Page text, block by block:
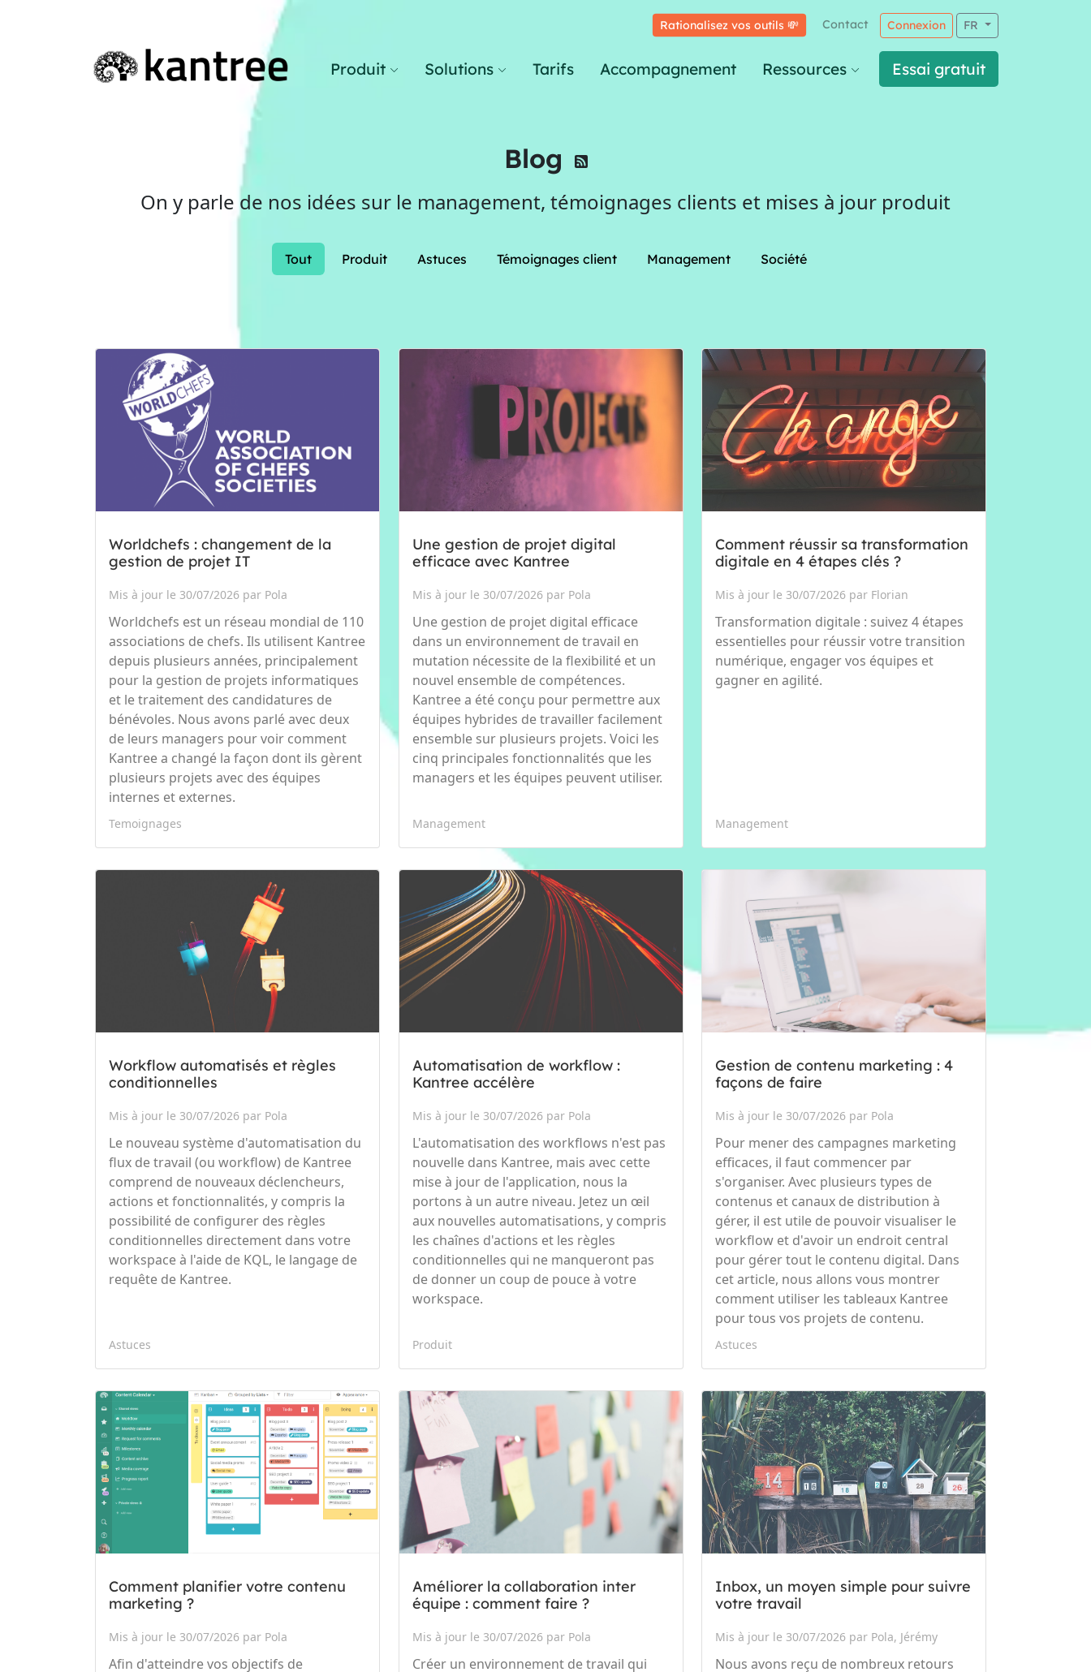
Rationalisez vos outils 💸 Contact Connexion FR
Produit Solutions Tarifs Accompagnement Ressources Essai gratuit
Blog
On y parle de nos idées sur le management, témoignages clients et mises à jour produit
Tout Produit Astuces Témoignages client Management Société
Worldchefs : changement de la
gestion de projet IT
Mis à jour le 30/07/2026 par Pola
Worldchefs est un réseau mondial de 110
associations de chefs. Ils utilisent Kantree
depuis plusieurs années, principalement
pour la gestion de projets informatiques
et le traitement des candidatures de
bénévoles. Nous avons parlé avec deux
de leurs managers pour voir comment
Kantree a changé la façon dont ils gèrent
plusieurs projets avec des équipes
internes et externes.
Temoignages
Une gestion de projet digital
efficace avec Kantree
Mis à jour le 30/07/2026 par Pola
Une gestion de projet digital efficace
dans un environnement de travail en
mutation nécessite de la flexibilité et un
nouvel ensemble de compétences.
Kantree a été conçu pour permettre aux
équipes hybrides de travailler facilement
ensemble sur plusieurs projets. Voici les
cinq principales fonctionnalités que les
managers et les équipes peuvent utiliser.
Management
Comment réussir sa transformation
digitale en 4 étapes clés ?
Mis à jour le 30/07/2026 par Florian
Transformation digitale : suivez 4 étapes
essentielles pour réussir votre transition
numérique, engager vos équipes et
gagner en agilité.
Management
Workflow automatisés et règles
conditionnelles
Mis à jour le 30/07/2026 par Pola
Le nouveau système d'automatisation du
flux de travail (ou workflow) de Kantree
comprend de nouveaux déclencheurs,
actions et fonctionnalités, y compris la
possibilité de configurer des règles
conditionnelles directement dans votre
workspace à l'aide de KQL, le langage de
requête de Kantree.
Astuces
Automatisation de workflow :
Kantree accélère
Mis à jour le 30/07/2026 par Pola
L'automatisation des workflows n'est pas
nouvelle dans Kantree, mais avec cette
mise à jour de l'application, nous la
portons à un autre niveau. Jetez un œil
aux nouvelles automatisations, y compris
les chaînes d'actions et les règles
conditionnelles qui ne manqueront pas
de donner un coup de pouce à votre
workspace.
Produit
Gestion de contenu marketing : 4
façons de faire
Mis à jour le 30/07/2026 par Pola
Pour mener des campagnes marketing
efficaces, il faut commencer par
s'organiser. Avec plusieurs types de
contenus et canaux de distribution à
gérer, il est utile de pouvoir visualiser le
workflow et d'avoir un endroit central
pour gérer tout le contenu digital. Dans
cet article, nous allons vous montrer
comment utiliser les tableaux Kantree
pour tous vos projets de contenu.
Astuces
Comment planifier votre contenu
marketing ?
Mis à jour le 30/07/2026 par Pola
Afin d'atteindre vos objectifs de
Améliorer la collaboration inter
équipe : comment faire ?
Mis à jour le 30/07/2026 par Pola
Créer un environnement de travail qui
Inbox, un moyen simple pour suivre
votre travail
Mis à jour le 30/07/2026 par Pola, Jérémy
Nous avons reçu de nombreux retours